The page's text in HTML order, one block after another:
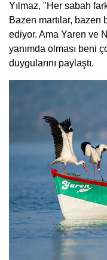
Yılmaz, "Her sabah
Bazen martılar, bazen
ediyor. Ama Yaren ve
yanımda olması beni
duygularını paylaştı.